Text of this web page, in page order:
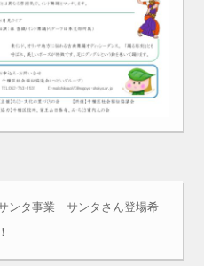
ンタ事業 サンタさん登場希